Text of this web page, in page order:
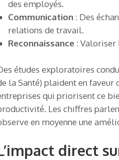
des employés.
Communication : Des
relations de travail.
Reconnaissance :
études exploratoires
la Santé) plaident en faveur
qui priorisent ce
Les chiffres
en moyenne une
direct